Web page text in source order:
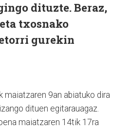
dituzte. Beraz,
txosnako
gurekin
maiatzaren 9an abiatuko dira
dituen egitarauagaz.
maiatzaren 14tik 17ra